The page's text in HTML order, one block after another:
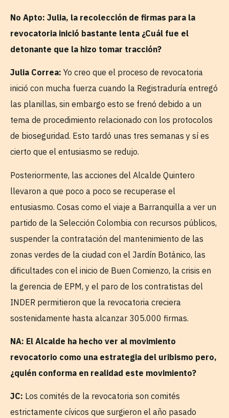
No Apto: Julia, la recolección de firmas para la
revocatoria inició bastante lenta ¿Cuál fue el
detonante que la hizo tomar tracción?
Julia Correa: Yo creo que el proceso de revocatoria
inició con mucha fuerza cuando la Registraduría entregó
las planillas, sin embargo esto se frenó debido a un
tema de procedimiento relacionado con los protocolos
de bioseguridad. Esto tardó unas tres semanas y sí es
cierto que el entusiasmo se redujo.
Posteriormente, las acciones del Alcalde Quintero
llevaron a que poco a poco se recuperase el
entusiasmo. Cosas como el viaje a Barranquilla a ver un
partido de la Selección Colombia con recursos públicos,
suspender la contratación del mantenimiento de las
zonas verdes de la ciudad con el Jardín Botánico, las
dificultades con el inicio de Buen Comienzo, la crisis en
la gerencia de EPM, y el paro de los contratistas del
INDER permitieron que la revocatoria creciera
sostenidamente hasta alcanzar 305.000 firmas.
NA: El Alcalde ha hecho ver al movimiento
revocatorio como una estrategia del uribismo pero,
¿quién conforma en realidad este movimiento?
JC: Los comités de la revocatoria son comités
estrictamente cívicos que surgieron el año pasado